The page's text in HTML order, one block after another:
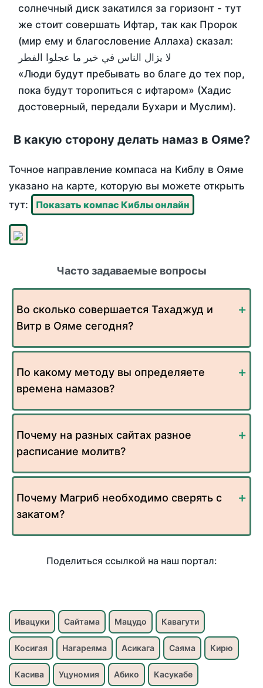
солнечный диск закатился за горизонт - тут
же стоит совершать Ифтар, так как Пророк
(мир ему и благословение Аллаха) сказал:
لا يزال الناس في خير ما عجلوا الفطر
«Люди будут пребывать во благе до тех пор,
пока будут торопиться с ифтаром» (Хадис
достоверный, передали Бухари и Муслим).
В какую сторону делать намаз в Ояме?
Точное направление компаса на Киблу в Ояме
указано на карте, которую вы можете открыть
тут:
Показать компас Киблы онлайн
Часто задаваемые вопросы
Во сколько совершается Тахаджуд и
Витр в Ояме сегодня?
По какому методу вы определяете
времена намазов?
Почему на разных сайтах разное
расписание молитв?
Почему Магриб необходимо сверять с
закатом?
Поделиться ссылкой на наш портал:
Ивацуки Сайтама Мацудо Кавагути
Косигая Нагареяма Асикага Саяма Кирю
Касива Уцуномия Абико Касукабе